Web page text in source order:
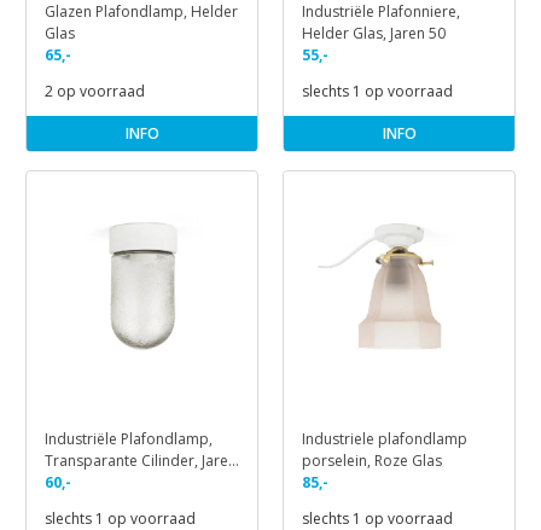
Glazen Plafondlamp, Helder
Glas
65,-
2 op voorraad
INFO
Industriële Plafonniere,
Helder Glas, Jaren 50
55,-
slechts 1 op voorraad
INFO
Industriële Plafondlamp,
Transparante Cilinder, Jaren
50
60,-
slechts 1 op voorraad
Industriele plafondlamp
porselein, Roze Glas
85,-
slechts 1 op voorraad